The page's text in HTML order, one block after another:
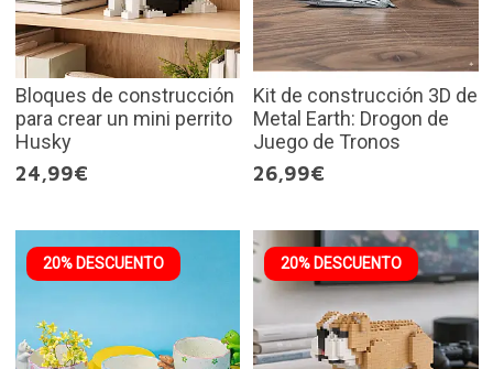
Bloques de construcción
para crear un mini perrito
Husky
24,99€
Kit de construcción 3D de
Metal Earth: Drogon de
Juego de Tronos
26,99€
20% DESCUENTO 20% DESCUENTO